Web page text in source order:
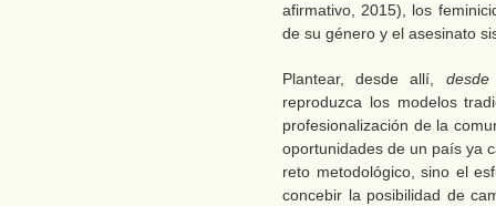
afirmativo, 2015), los
de su género y el asesinato
Plantear, desde allí,
reproduzca los modelos
profesionalización de la
oportunidades de un país ya
reto metodológico, sino el
concebir la posibilidad de